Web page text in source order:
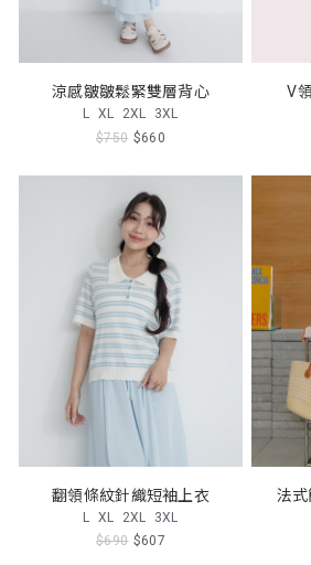
涼感皺皺鬆緊雙層背心
L XL 2XL 3XL
$750 $660
V
翻領條紋針織短袖上衣
L XL 2XL 3XL
$690 $607
法